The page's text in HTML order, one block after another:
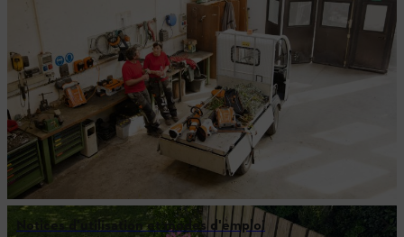
Notices d'utilisation et modes d'emploi